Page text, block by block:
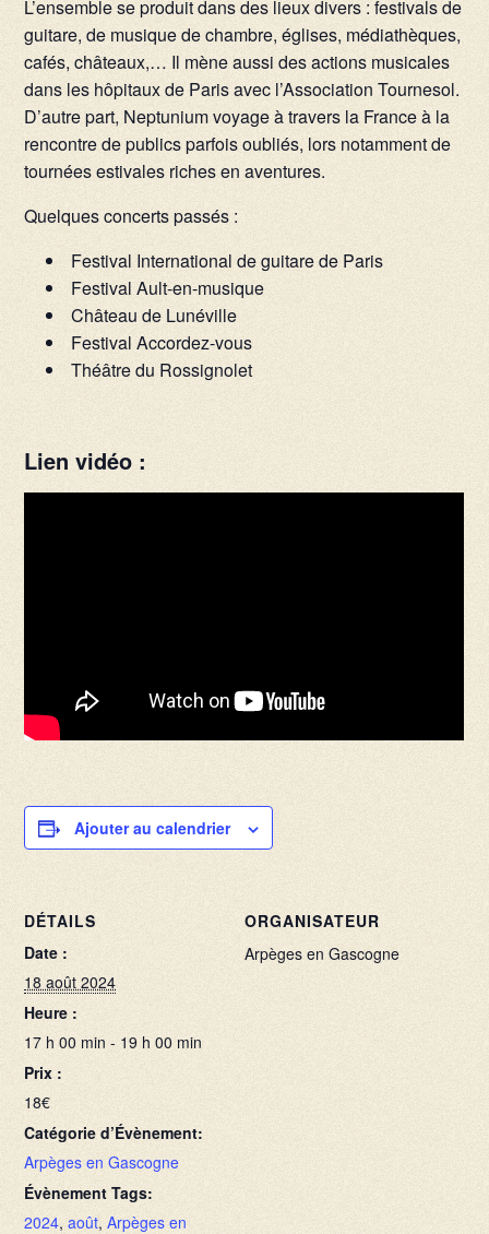
L’ensemble se produit dans des lieux divers : festivals de
guitare, de musique de chambre, églises, médiathèques,
cafés, châteaux,… Il mène aussi des actions musicales
dans les hôpitaux de Paris avec l’Association Tournesol.
D’autre part, Neptunium voyage à travers la France à la
rencontre de publics parfois oubliés, lors notamment de
tournées estivales riches en aventures.
Quelques concerts passés :
Festival International de guitare de Paris
Festival Ault-en-musique
Château de Lunéville
Festival Accordez-vous
Théâtre du Rossignolet
Lien vidéo :
Ajouter au calendrier
DÉTAILS
Date :
18 août 2024
Heure :
17 h 00 min - 19 h 00 min
Prix :
18€
Catégorie d’Évènement:
Arpèges en Gascogne
Évènement Tags:
2024,août,Arpèges en
ORGANISATEUR
Arpèges en Gascogne